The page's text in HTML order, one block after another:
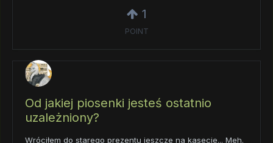
1
POINT
Od jakiej piosenki jesteś ostatnio
uzależniony?
Wróciłem do starego prezentu jeszcze na kasecie... Meh.